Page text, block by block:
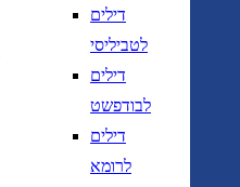
דילים
לטביליסי
דילים
לבודפשט
דילים
לרומא